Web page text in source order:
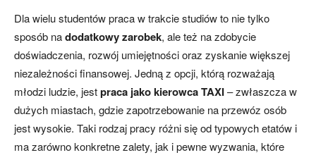
Dla wielu studentów praca w trakcie studiów to nie tylko
sposób nadodatkowy zarobek, ale też na zdobycie
doświadczenia, rozwój umiejętności oraz zyskanie większej
niezależności finansowej. Jedną z opcji, którą rozważają
młodzi ludzie, jestpraca jako kierowca TAXI– zwłaszcza w
dużych miastach, gdzie zapotrzebowanie na przewóz osób
jest wysokie. Taki rodzaj pracy różni się od typowych etatów i
ma zarówno konkretne zalety, jak i pewne wyzwania, które